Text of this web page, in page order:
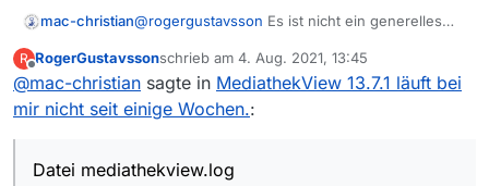
mac-christian@rogergustavsson Es ist nicht ein generelles
markierten Film (der Mindelheimer Klettersteig)
sowohl in der “niedrigen” wie auch in der
“höchsten” Auflösung runterladen. Es liegt also
nicht an MV und auch nicht am Sender.
Vermutlich hast du irgend einen Fehler in deinen
Einstellungen.
Gibt es - ausser der Meldung “fehlerharf” -
(die findest du im Ordner .mediathek3 in
R RogerGustavssonschrieb am 4. Aug. 2021, 13:45
zuletzt editiert von
@mac-christian sagte in MediathekView 13.7.1 läuft bei
mir nicht seit einige Wochen.:
Datei mediathekview.log